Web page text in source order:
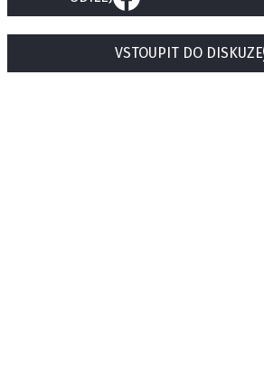
VSTOUPIT DO DISKUZE